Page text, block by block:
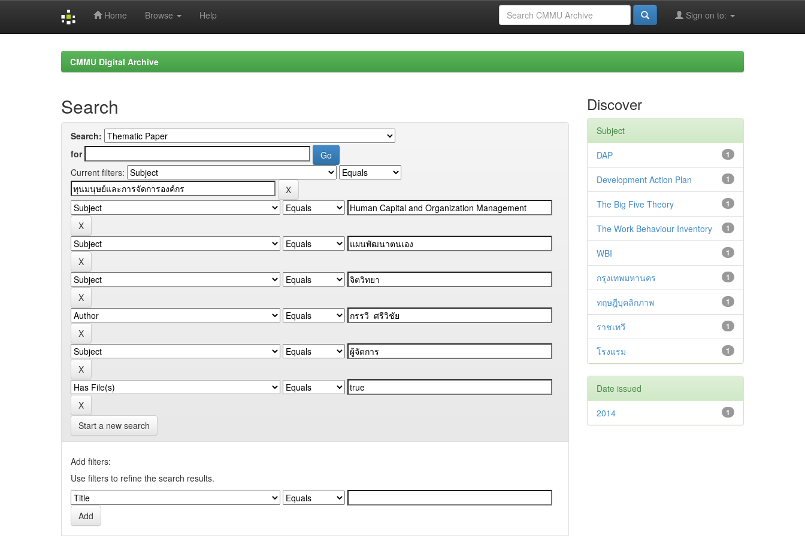
Home Browse Help Sign on to:
CMMU Digital Archive
Search
Search:
for
Current filters:
Start a new search
Add filters:
Use filters to refine the search results.
Discover
Subject
1
DAP
1
Development Action Plan
1
The Big Five Theory
1
The Work Behaviour Inventory
1
WBI
1
กรุงเทพมหานคร
1
ทฤษฎีบุคลิกภาพ
1
ราชเทวี
1
โรงแรม
Date issued
1
2014